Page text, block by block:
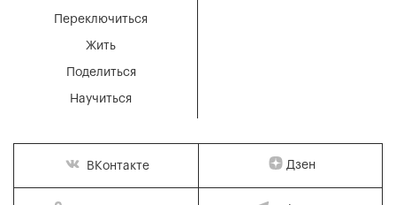
Переключиться
Жить
Поделиться
Научиться
ВКонтакте Дзен